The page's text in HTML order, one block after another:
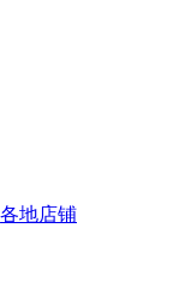
各地店铺